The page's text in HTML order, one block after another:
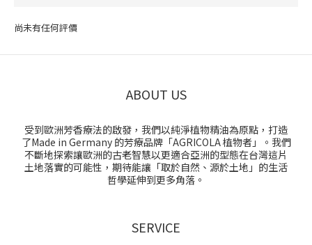
尚未有任何評價
ABOUT US
受到歐洲芳香療法的啟發，我們以純淨植物精油為原點，打造
了Made in Germany 的芳療品牌「AGRICOLA 植物者」。我們
不斷地探索讓歐洲的古老智慧以更適合亞洲的型態在台灣這片
土地落實的可能性，期待能讓「取於自然、源於土地」的生活
哲學延伸到更多角落。
SERVICE